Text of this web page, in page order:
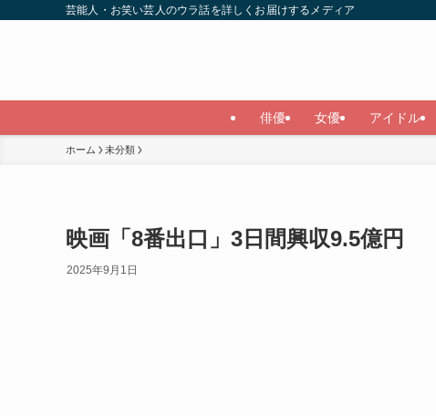
芸能人・お笑い芸人のウラ話を詳しくお届けするメディア
俳優 女優 アイドル
ホーム 未分類
映画「8番出口」3日間興収9.5億円
2025年9月1日